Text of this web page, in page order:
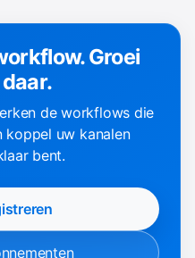
Groei
de workflows die
koppel uw kanalen
bent.